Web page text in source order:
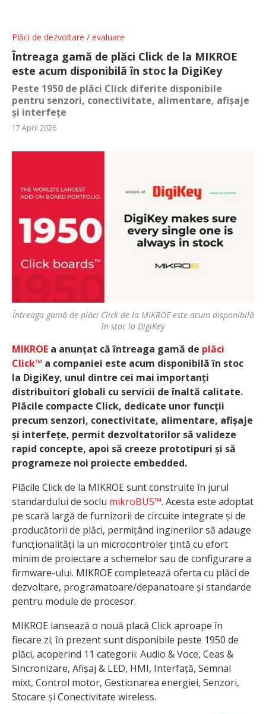
Plăci de dezvoltare / evaluare
Întreaga gamă de plăci Click de la MIKROE
este acum disponibilă în stoc la DigiKey
Peste 1950 de plăci Click diferite disponibile
pentru senzori, conectivitate, alimentare, afișaje
și interfețe
17 April 2026
Întreaga gamă de plăci Click de la MIKROE este acum disponibilă
în stoc la DigiKey
MIKROE a anunțat că întreaga gamă de plăci
Click™ a companiei este acum disponibilă în stoc
la DigiKey, unul dintre cei mai importanți
distribuitori globali cu servicii de înaltă calitate.
Plăcile compacte Click, dedicate unor funcții
precum senzori, conectivitate, alimentare, afișaje
și interfețe, permit dezvoltatorilor să valideze
rapid concepte, apoi să creeze prototipuri și să
programeze noi proiecte embedded.
Plăcile Click de la MIKROE sunt construite în jurul
standardului de soclu mikroBUS™. Acesta este adoptat
pe scară largă de furnizorii de circuite integrate și de
producătorii de plăci, permițând inginerilor să adauge
funcționalități la un microcontroler țintă cu efort
minim de proiectare a schemelor sau de configurare a
firmware-ului. MIKROE completează oferta cu plăci de
dezvoltare, programatoare/depanatoare și standarde
pentru module de procesor.
MIKROE lansează o nouă placă Click aproape în
fiecare zi; în prezent sunt disponibile peste 1950 de
plăci, acoperind 11 categorii: Audio & Voce, Ceas &
Sincronizare, Afișaj & LED, HMI, Interfață, Semnal
mixt, Control motor, Gestionarea energiei, Senzori,
Stocare și Conectivitate wireless.